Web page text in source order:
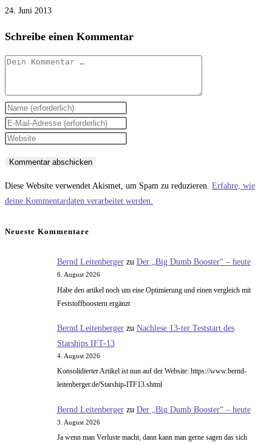
24. Juni 2013
Schreibe einen Kommentar
Kommentar
Gib
deinen
Namen
zum
Kommentieren
Gib
deine
Adresse
zum
ein
Gib
URL
ein
Diese Website verwendet Akismet, um Spam zu reduzieren. Erfahre, wie
deine Kommentardaten verarbeitet werden.
Neueste Kommentare
Bernd Leitenbergerzu Der „Big Dumb Booster“ – heute
6. August 2026
Habe den artikel noch um eine Optimierung und einen vergleich mit
Feststoffboostern ergänzt
Bernd Leitenbergerzu Nachlese 13-ter Teststart des
Starships IFT-13
4. August 2026
Konsolidierter Artikel ist nun auf der Website: https://www.bernd-
leitenberger.de/Starship-ITF13.shtml
Bernd Leitenbergerzu Der „Big Dumb Booster“ – heute
3. August 2026
Ja wenn man Verluste macht, dann kann man gerne sagen das sich